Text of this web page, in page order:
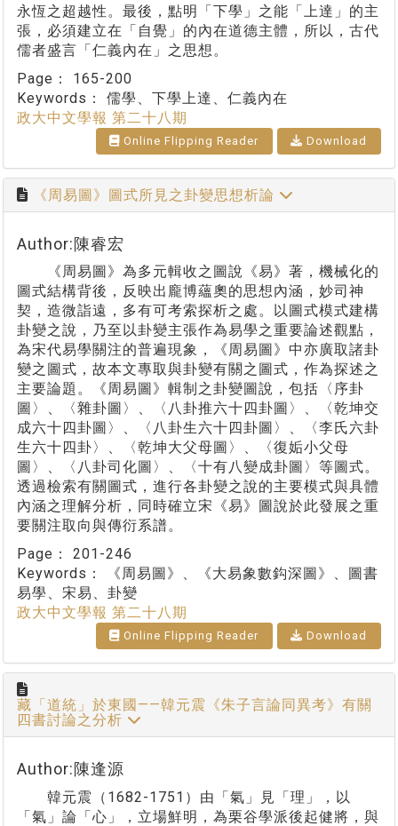
永恆之超越性。最後，點明「下學」之能「上達」的主
張，必須建立在「自覺」的內在道德主體，所以，古代
儒者盛言「仁義內在」之思想。
Page： 165-200
Keywords： 儒學、下學上達、仁義內在
政大中文學報 第二十八期
Online Flipping Reader Download
《周易圖》圖式所見之卦變思想析論
Author:陳睿宏
《周易圖》為多元輯收之圖說《易》著，機械化的
圖式結構背後，反映出龐博蘊奧的思想內涵，妙司神
契，造微詣遠，多有可考索探析之處。以圖式模式建構
卦變之說，乃至以卦變主張作為易學之重要論述觀點，
為宋代易學關注的普遍現象，《周易圖》中亦廣取諸卦
變之圖式，故本文專取與卦變有關之圖式，作為探述之
主要論題。《周易圖》輯制之卦變圖說，包括〈序卦
圖〉、〈雜卦圖〉、〈八卦推六十四卦圖〉、〈乾坤交
成六十四卦圖〉、〈八卦生六十四卦圖〉、〈李氏六卦
生六十四卦〉、〈乾坤大父母圖〉、〈復姤小父母
圖〉、〈八卦司化圖〉、〈十有八變成卦圖〉等圖式。
透過檢索有關圖式，進行各卦變之說的主要模式與具體
內涵之理解分析，同時確立宋《易》圖說於此發展之重
要關注取向與傳衍系譜。
Page： 201-246
Keywords：
《周易圖》、《大易象數鈎深圖》、圖書
易學、宋易、卦變
政大中文學報 第二十八期
Online Flipping Reader Download
藏「道統」於東國——韓元震《朱子言論同異考》有關
四書討論之分析
Author:陳逢源
韓元震（1682-1751）由「氣」見「理」，以
「氣」論「心」，立場鮮明，為栗谷學派後起健將，與